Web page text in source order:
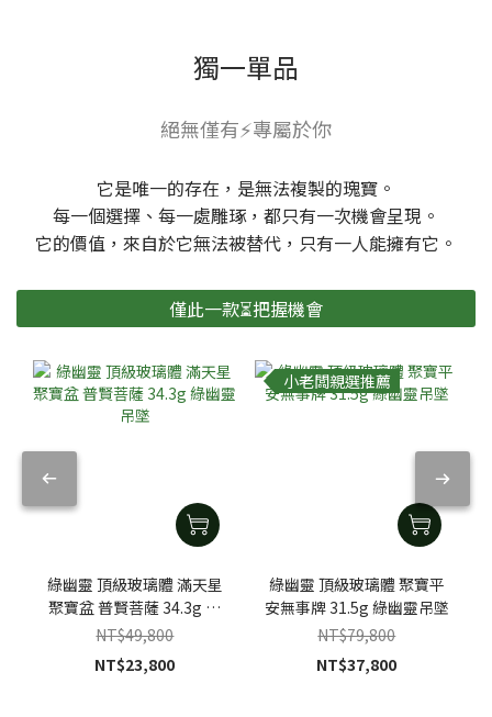
獨一單品
絕無僅有⚡專屬於你
它是唯一的存在，是無法複製的瑰寶。
每一個選擇、每一處雕琢，都只有一次機會呈現。
它的價值，來自於它無法被替代，只有一人能擁有它。
僅此一款⏳把握機會
綠幽靈 頂級玻璃體 滿天星
聚寶盆 普賢菩薩 34.3g 綠
幽靈吊墜
NT$49,800
NT$23,800
小老闆親選推薦
綠幽靈 頂級玻璃體 聚寶平
安無事牌 31.5g 綠幽靈吊墜
NT$79,800
NT$37,800